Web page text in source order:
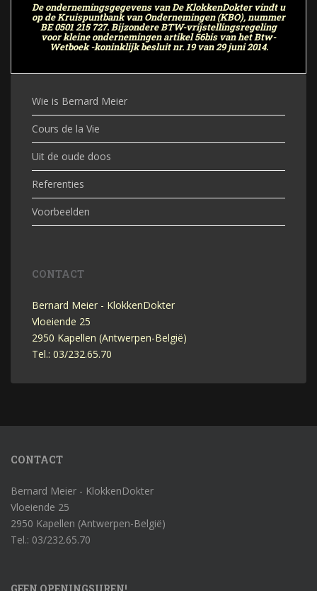
De ondernemingsgegevens van De KlokkenDokter vindt u
op de Kruispuntbank van Ondernemingen (KBO), nummer
BE 0501 215 727. Bijzondere BTW-vrijstellingsregeling
voor kleine ondernemingen artikel 56bis van het Btw-
Wetboek -koninklijk besluit nr. 19 van 29 juni 2014.
Wie is Bernard Meier
Cours de la Vie
Uit de oude doos
Referenties
Voorbeelden
CONTACT
Bernard Meier - KlokkenDokter
Vloeiende 25
2950 Kapellen (Antwerpen-België)
Tel.: 03/232.65.70
CONTACT
Bernard Meier - KlokkenDokter
Vloeiende 25
2950 Kapellen (Antwerpen-België)
Tel.: 03/232.65.70